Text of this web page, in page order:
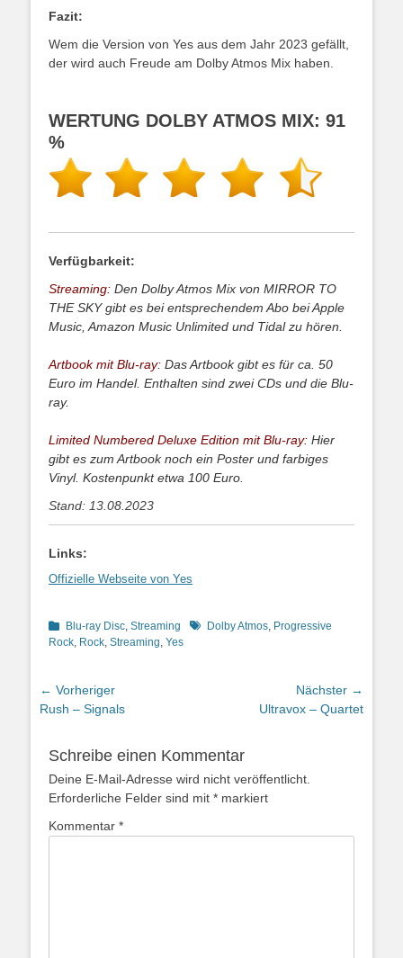
Fazit:
Wem die Version von Yes aus dem Jahr 2023 gefällt,
der wird auch Freude am Dolby Atmos Mix haben.
WERTUNG DOLBY ATMOS MIX: 91
%
Verfügbarkeit:
Streaming: Den Dolby Atmos Mix von MIRROR TO
THE SKY gibt es bei entsprechendem Abo bei Apple
Music, Amazon Music Unlimited und Tidal zu hören.
Artbook mit Blu-ray: Das Artbook gibt es für ca. 50
Euro im Handel. Enthalten sind zwei CDs und die Blu-
ray.
Limited Numbered Deluxe Edition mit Blu-ray: Hier
gibt es zum Artbook noch ein Poster und farbiges
Vinyl. Kostenpunkt etwa 100 Euro.
Stand: 13.08.2023
Links:
Offizielle Webseite von Yes
Kategorien
Blu-ray Disc, Streaming Schlagworte
Dolby Atmos, Progressive
Rock, Rock, Streaming, Yes
Beitragsnavigation
← Vorheriger
Vorheriger
Rush – Signals
Nächster →
Ultravox – Quartet
Schreibe einen Kommentar
Deine E-Mail-Adresse wird nicht veröffentlicht.
Erforderliche Felder sind mit * markiert
Kommentar *